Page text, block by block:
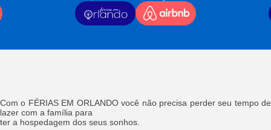
Com o FÉRIAS EM ORLANDO você não precisa perder seu tempo de
lazer com a família para
ter a hospedagem dos seus sonhos.